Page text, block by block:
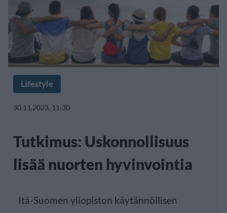
Lifestyle
30.11.2023, 11:30
Tutkimus: Uskonnollisuus
lisää nuorten hyvinvointia
Itä-Suomen yliopiston käytännöllisen